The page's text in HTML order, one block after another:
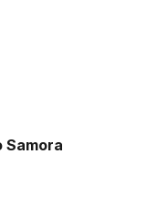
Samora